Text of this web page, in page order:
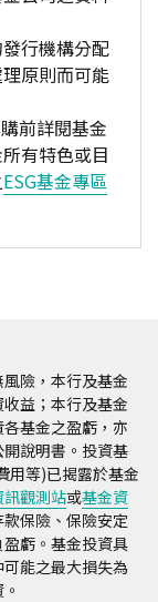
行機構分配
原則而可能
前詳閱基金
有特色或目
ESG基金專區
險，本行及基金
益；本行及基金
基金之盈虧，亦
說明書。投資基
用等)已揭露於基金
訊觀測站或基金資
保險、保險安定
虧。基金投資具
能之最大損失為